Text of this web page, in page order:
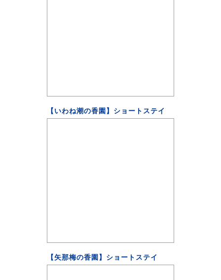
【いわね潮の香園】ショートステイ
【矢那梅の香園】ショートステイ